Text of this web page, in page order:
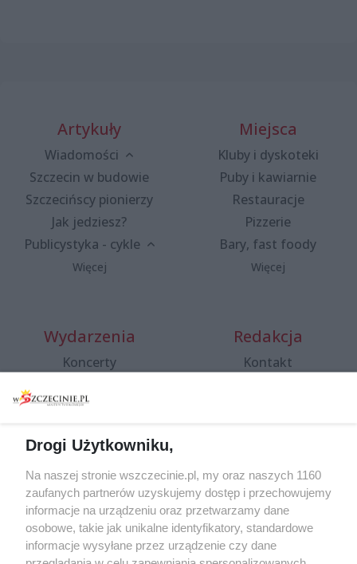
Artykuły
Wiadomości
Szczecin w budowie
Szczecińscy pionierzy
Jak jedziesz?
Publicystyka - cykle
Więcej
Miejsca
Kluby i dyskoteki
Puby i kawiarnie
Restauracje
Pizzerie
Bary, fast foody
Więcej
Wydarzenia
Koncerty
Spacery i oprowadzania
targi
Wernisaże
Więcej
Redakcja
Kontakt
Specjalny koncert z okazji
20. urodzin portalu
wSzczecinie.pl
Regulamin konkursów
śniadaniówka "Hej
Drogi Użytkowniku,
Na naszej stronie wszczecinie.pl, my oraz naszych 1160
zaufanych partnerów uzyskujemy dostęp i przechowujemy
informacje na urządzeniu oraz przetwarzamy dane
osobowe, takie jak unikalne identyfikatory, standardowe
informacje wysyłane przez urządzenie czy dane